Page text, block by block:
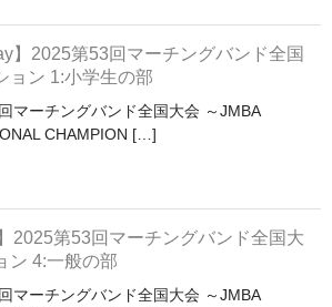
】2025第53回マーチングバンド全国
ョン 1:小学生の部
マーチングバンド全国大会 ～JMBA
CHAMPION […]
2025第53回マーチングバンド全国大
ン 4:一般の部
マーチングバンド全国大会 ～JMBA